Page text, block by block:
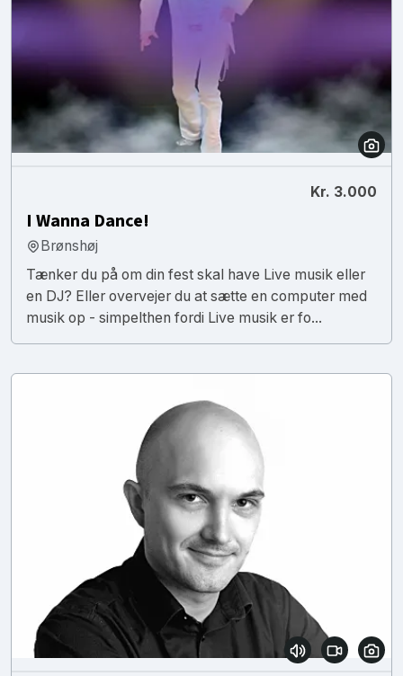
Kr. 3.000
I Wanna Dance!
Brønshøj
Tænker du på om din fest skal have Live musik eller
en DJ? Eller overvejer du at sætte en computer med
musik op - simpelthen fordi Live musik er fo...